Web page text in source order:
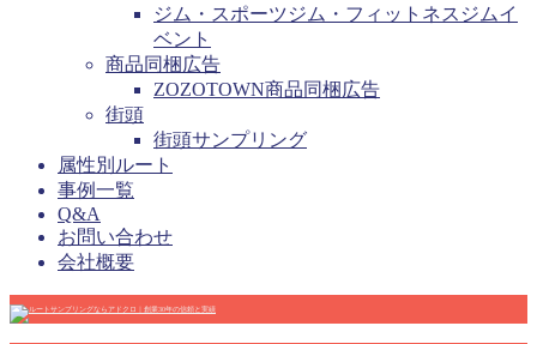
ジム・スポーツジム・フィットネスジムイ
ベント
商品同梱広告
ZOZOTOWN商品同梱広告
街頭
街頭サンプリング
属性別ルート
事例一覧
Q&A
お問い合わせ
会社概要